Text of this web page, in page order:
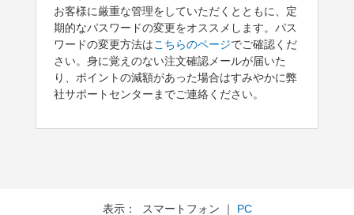
お客様に厳重な管理をしていただくとともに、定
期的なパスワードの変更をオススメします。パス
ワードの変更方法はこちらのページでご確認くだ
さい。身に覚えのない注文確認メールが届いた
り、ポイントの減額があった場合はすみやかに弊
社サポートセンターまでご連絡ください。
表示： スマートフォン ｜ PC